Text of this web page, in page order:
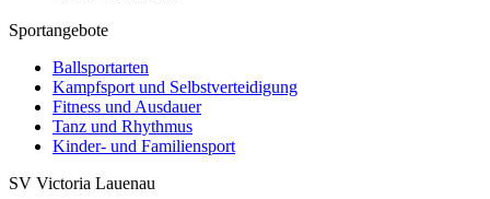
Sportangebote
Ballsportarten
Kampfsport und Selbstverteidigung
Fitness und Ausdauer
Tanz und Rhythmus
Kinder- und Familiensport
SV Victoria Lauenau